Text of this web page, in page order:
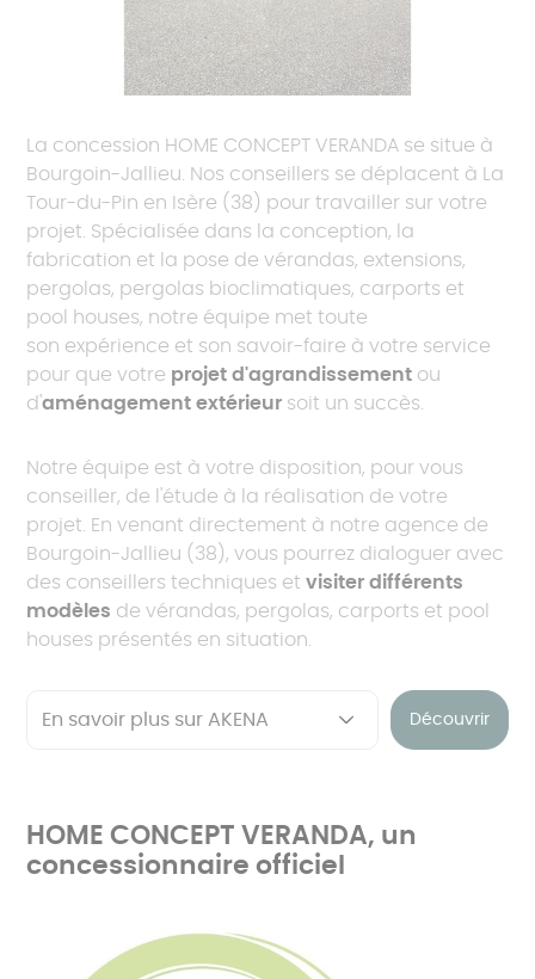
La concession HOME CONCEPT VERANDA se situe à
Bourgoin-Jallieu. Nos conseillers se déplacent à La
Tour-du-Pin en Isère (38) pour travailler sur votre
projet. Spécialisée dans la conception, la
fabrication et la pose de vérandas, extensions,
pergolas, pergolas bioclimatiques, carports et
pool houses, notre équipe met toute
son expérience et son savoir-faire à votre service
pour que votre projet d'agrandissement ou
d'aménagement extérieur soit un succès.
Notre équipe est à votre disposition, pour vous
conseiller, de l'étude à la réalisation de votre
projet. En venant directement à notre agence de
Bourgoin-Jallieu (38), vous pourrez dialoguer avec
des conseillers techniques etvisiter différents
modèles de vérandas, pergolas, carports et pool
houses présentés en situation.
Découvrir
HOME CONCEPT VERANDA, un
concessionnaire officiel